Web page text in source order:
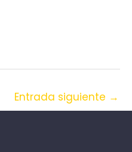
Entrada siguiente →